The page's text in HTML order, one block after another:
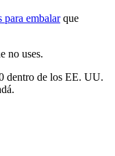
para embalarque
no uses.
dentro de los EE. UU.